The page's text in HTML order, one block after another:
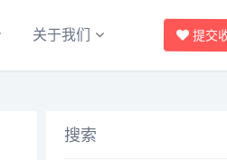
关于我们 提交
搜索